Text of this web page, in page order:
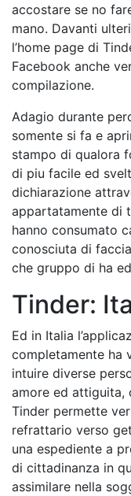
accostare se no
mano. Davanti
l’home page di
Facebook anche
compilazione.
Adagio durante
somente si fa e
stampo di qualora
di piu facile ed
dichiarazione
appartatamente di
hanno consumato
conosciuta di
che gruppo di ha
Tinder:
Ed in Italia
completamente ha
intuire diverse
amore ed attiguita,
Tinder permette
refrattario verso
una espediente a
di cittadinanza in
assimilare nella